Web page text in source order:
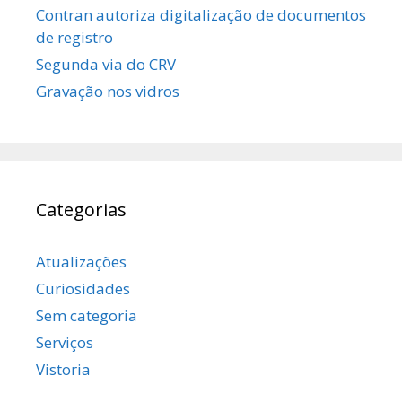
Contran autoriza digitalização de documentos
de registro
Segunda via do CRV
Gravação nos vidros
Categorias
Atualizações
Curiosidades
Sem categoria
Serviços
Vistoria